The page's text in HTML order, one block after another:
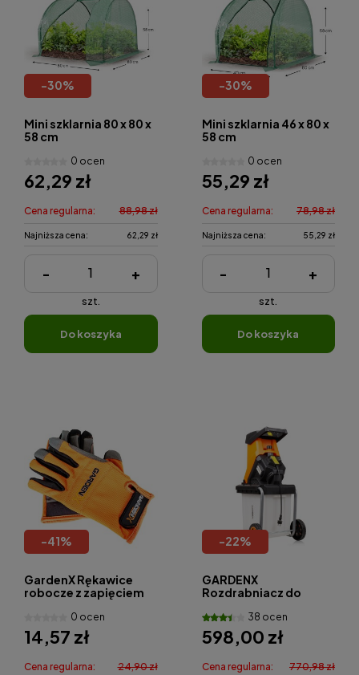
-30%
Mini szklarnia 80 x 80 x
58 cm
0 ocen
62,29 zł
Cena regularna: 88,98 zł
Najniższa cena: 62,29 zł
- +
szt.
do koszyka
-30%
Mini szklarnia 46 x 80 x
58 cm
0 ocen
55,29 zł
Cena regularna: 78,98 zł
Najniższa cena: 55,29 zł
- +
szt.
do koszyka
-41%
GardenX Rękawice
robocze z zapięciem
0 ocen
14,57 zł
Cena regularna: 24,90 zł
-22%
GARDENX
Rozdrabniacz do
38 ocen
598,00 zł
Cena regularna: 770,98 zł